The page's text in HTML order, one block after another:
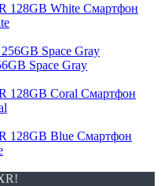
Смартфон
Space Gray
Смартфон
Смартфон